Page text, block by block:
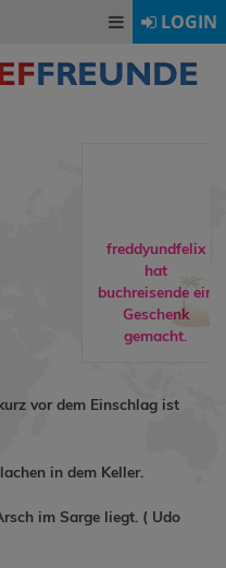
LOGIN
freddyundfelix
hat
buchreisendeein
Geschenk
gemacht.
vor dem Einschlag ist
in dem Keller.
im Sarge liegt. ( Udo